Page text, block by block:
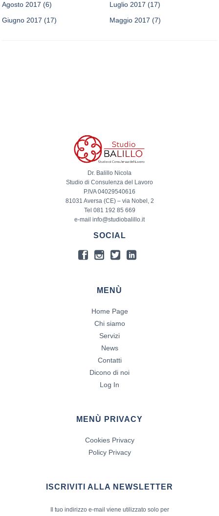
Agosto 2017 (6) Luglio 2017 (17)
Giugno 2017 (17) Maggio 2017 (7)
Dr. Balillo Nicola
Studio di Consulenza del Lavoro
P.IVA 04029540616
81031 Aversa (CE) – via Nobel, 2
Tel 081 192 85 669
e-mail info@studiobalillo.it
SOCIAL
MENÙ
Home Page
Chi siamo
Servizi
News
Contatti
Dicono di noi
Log In
MENÙ PRIVACY
Cookies Privacy
Policy Privacy
ISCRIVITI ALLA NEWSLETTER
Il tuo indirizzo e-mail viene utilizzato solo per